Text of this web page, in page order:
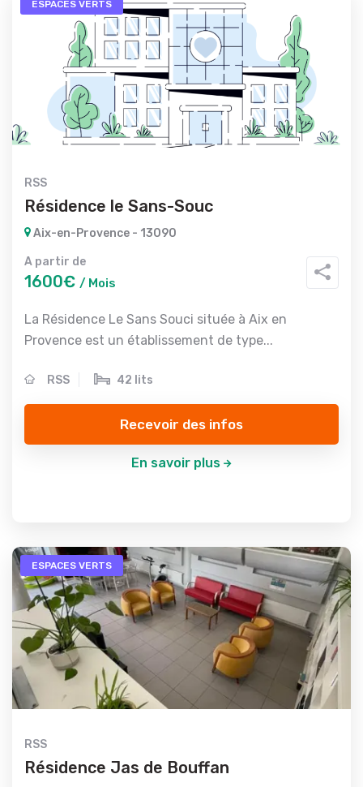
ESPACES VERTS
RSS
Résidence le Sans-Souc
Aix-en-Provence - 13090
A partir de
1600€ / Mois
La Résidence Le Sans Souci située à Aix en
Provence est un établissement de type...
RSS 42 lits
Recevoir des infos
En savoir plus
ESPACES VERTS
RSS
Résidence Jas de Bouffan